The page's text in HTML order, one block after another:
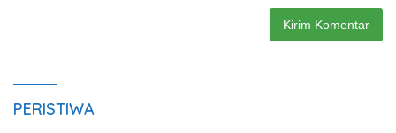
PERISTIWA